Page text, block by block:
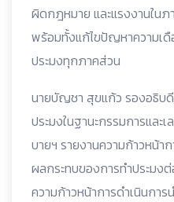
ผิดกฎหมาย และแรงงานในภ
พร้อมทั้งแก้ไขปัญหาความเ
ประมงทุกภาคส่วน
นายบัญชา สุขแก้ว รองอธิบ
ประมงในฐานะกรรมการและ
บายฯ รายงานความก้าวหน้า
ผลกระทบของการทำประมง
ความก้าวหน้าการดำเนินการ